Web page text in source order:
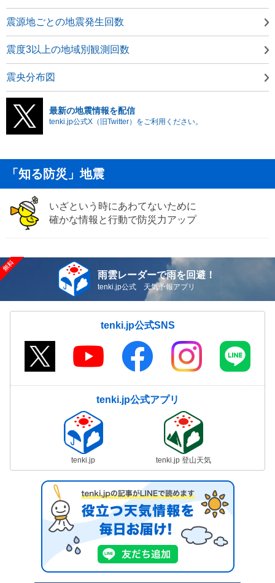
震源地ごとの地震発生回数
震度3以上の地域別観測回数
震央分布図
最新の地震情報を配信
tenki.jp公式X（旧Twitter）をご利用ください。
「知る防災」地震
いざという時にあわてないために
確かな情報と行動で防災力アップ
雨雲レーダーで雨を回避！
tenki.jp公式 天気予報アプリ
tenki.jp公式SNS
tenki.jp公式アプリ
tenki.jp tenki.jp 登山天気